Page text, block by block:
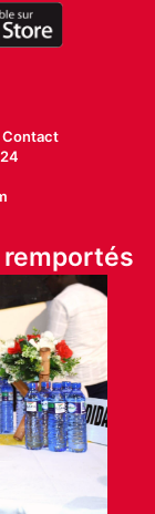
Contact
remportés